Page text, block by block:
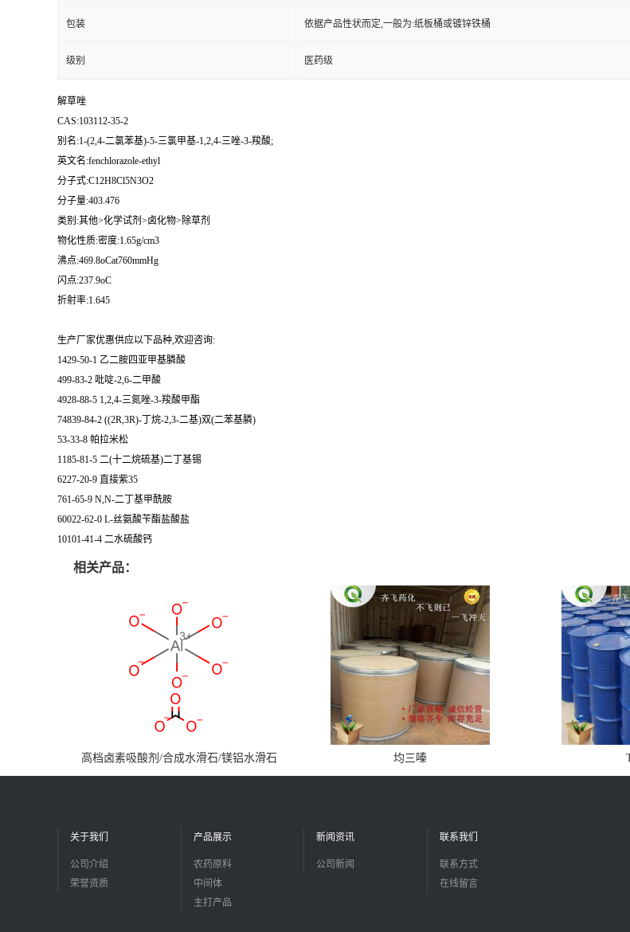
包装 依据产品性状而定,一般为:纸板桶或镀锌铁桶
级别 医药级
解草唑
CAS:103112-35-2
别名:1-(2,4-二氯苯基)-5-三氯甲基-1,2,4-三唑-3-羧酸;
英文名:fenchlorazole-ethyl
分子式:C12H8Cl5N3O2
分子量:403.476
类别:其他>化学试剂>卤化物>除草剂
物化性质:密度:1.65g/cm3
沸点:469.8oCat760mmHg
闪点:237.9oC
折射率:1.645
生产厂家优惠供应以下品种,欢迎咨询:
1429-50-1 乙二胺四亚甲基膦酸
499-83-2 吡啶-2,6-二甲酸
4928-88-5 1,2,4-三氮唑-3-羧酸甲酯
74839-84-2 ((2R,3R)-丁烷-2,3-二基)双(二苯基膦)
53-33-8 帕拉米松
1185-81-5 二(十二烷硫基)二丁基锡
6227-20-9 直接紫35
761-65-9 N,N-二丁基甲酰胺
60022-62-0 L-丝氨酸苄酯盐酸盐
10101-41-4 二水硫酸钙
相关产品：
高档卤素吸酸剂/合成水滑石/镁铝水滑石 均三嗪
关于我们
公司介绍
荣誉资质
产品展示
农药原料
中间体
主打产品
新闻资讯
公司新闻
联系我们
联系方式
在线留言